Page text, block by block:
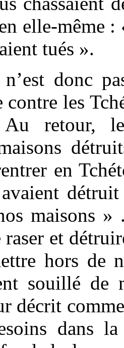
elle-même
tués ».
donc
contre les
Au retour,
en
maisons »
raser et
hors de
souillé de
décrit
dans